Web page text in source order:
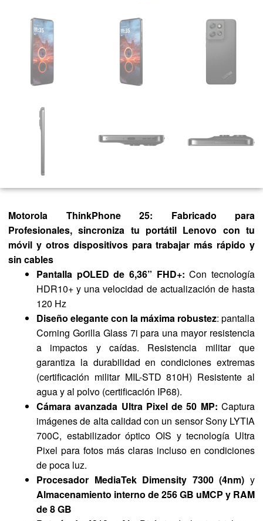
Motorola ThinkPhone 25: Fabricado para
Profesionales, sincroniza tu portátil Lenovo con tu
móvil y otros dispositivos para trabajar más rápido y
sin cables
Pantalla pOLED de 6,36” FHD+: Con tecnología
HDR10+ y una velocidad de actualización de hasta
120 Hz
Diseño elegante con la máxima robustez: pantalla
Corning Gorilla Glass 7i para una mayor resistencia
a impactos y caídas. Resistencia militar que
garantiza la durabilidad en condiciones extremas
(certificación militar MIL-STD 810H) Resistente al
agua y al polvo (certificación IP68).
Cámara avanzada Ultra Pixel de 50 MP: Captura
imágenes de alta calidad con un sensor Sony LYTIA
700C, estabilizador óptico OIS y tecnología Ultra
Pixel para fotos más claras incluso en condiciones
de poca luz.
Procesador MediaTek Dimensity 7300 (4nm) y
Almacenamiento interno de 256 GB uMCP y RAM
de 8 GB